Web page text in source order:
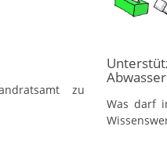
zu
Was darf